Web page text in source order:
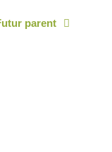
parent